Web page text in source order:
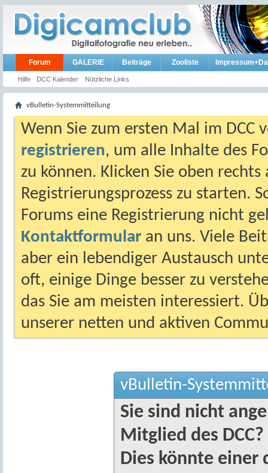
Forum
Hilfe DCC Kalender Nützliche Links
GALERIE Beiträge Zooliste
vBulletin-Systemmitteilung
Wenn Sie zum ersten Mal im DCC
registrieren, um alle Inhalte des
zu können. Klicken Sie oben
Registrierungsprozess zu starten.
Forums eine Registrierung nicht
Kontaktformular an uns. Viele
aber ein lebendiger Austausch
oft, einige Dinge besser zu
das Sie am meisten interessiert.
unserer netten und aktiven
vBulletin-
Sie sind nicht
Mitglied des DCC?
Dies könnte einer